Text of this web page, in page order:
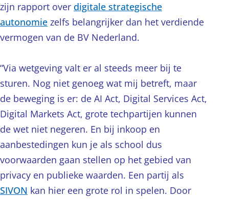
zijn rapport over digitale strategische
autonomie zelfs belangrijker dan het verdiende
vermogen van de BV Nederland.
“Via wetgeving valt er al steeds meer bij te
sturen. Nog niet genoeg wat mij betreft, maar
de beweging is er: de AI Act, Digital Services Act,
Digital Markets Act, grote techpartijen kunnen
de wet niet negeren. En bij inkoop en
aanbestedingen kun je als school dus
voorwaarden gaan stellen op het gebied van
privacy en publieke waarden. Een partij als
SIVON kan hier een grote rol in spelen. Door